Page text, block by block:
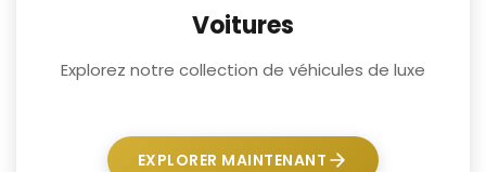
Voitures
Explorez notre collection de véhicules de luxe
EXPLORER MAINTENANT